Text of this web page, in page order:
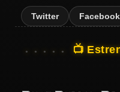
Twitter Facebook
📺